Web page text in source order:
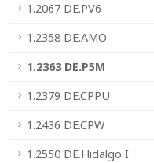
1.2067 DE.PV6
1.2358 DE.AMO
1.2363 DE.P5M
1.2379 DE.CPPU
1.2436 DE.CPW
1.2550 DE.Hidalgo I